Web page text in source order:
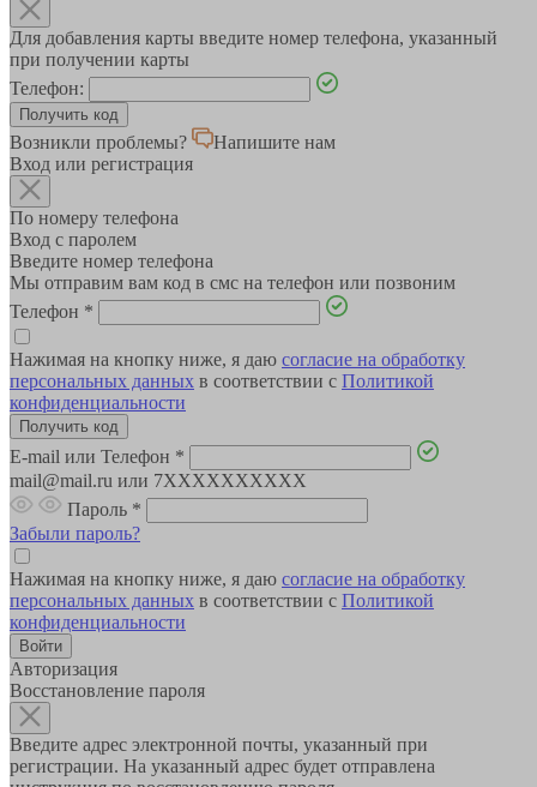
Для добавления карты введите номер телефона, указанный
при получении карты
Телефон:
Возникли проблемы?
Напишите нам
Вход или регистрация
По номеру телефона
Вход с паролем
Введите номер телефона
Мы отправим вам код в смс на телефон или позвоним
Телефон *
Нажимая на кнопку ниже, я даю согласие на обработку
персональных данных в соответствии с Политикой
конфиденциальности
E-mail или Телефон *
mail@mail.ru или 7XXXXXXXXXX
Пароль *
Забыли пароль?
Нажимая на кнопку ниже, я даю согласие на обработку
персональных данных в соответствии с Политикой
конфиденциальности
Авторизация
Восстановление пароля
Введите адрес электронной почты, указанный при
регистрации. На указанный адрес будет отправлена